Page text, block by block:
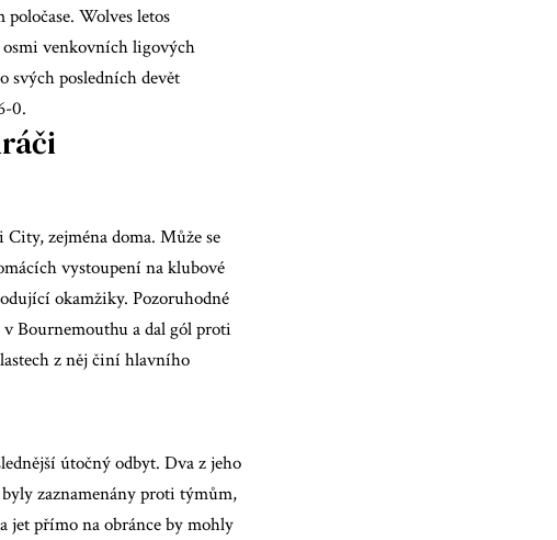
Wolves letos
venkovních ligových
svých posledních devět
0.
zejména doma. Může se
vystoupení na klubové
okamžiky. Pozoruhodné
v Bournemouthu a dal gól proti
z něj činí hlavního
útočný odbyt. Dva z jeho
zaznamenány proti týmům,
jet přímo na obránce by mohly